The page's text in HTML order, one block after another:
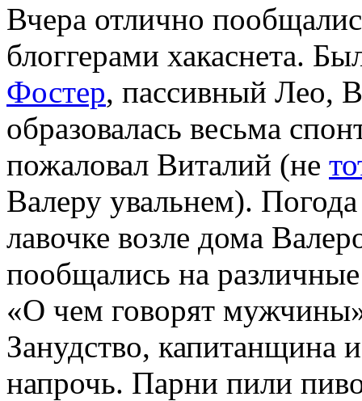
Вчера отлично
блоггерами хакаснета.
Фостер, пассивный Лео,
образовалась весьма
пожаловал Виталий (не
Валеру увальнем).
лавочке возле дома
пообщались на
«О чем говорят
Занудство, капитанщина
напрочь. Парни пили